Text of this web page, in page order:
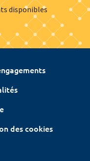
disponibles
des cookies